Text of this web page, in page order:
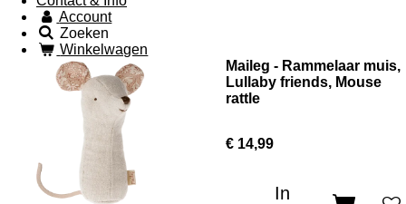
Account
Zoeken
Winkelwagen
Maileg - Rammelaar muis,
Lullaby friends, Mouse
rattle
€ 14,99
In